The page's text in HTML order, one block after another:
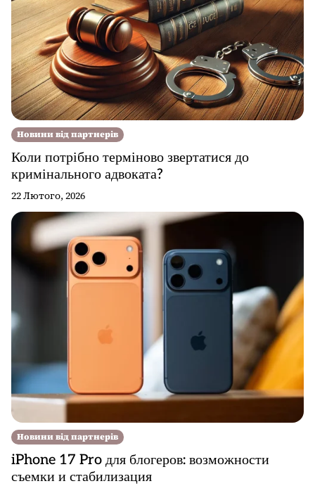
Новини від партнерів
Коли потрібно терміново звертатися до
кримінального адвоката?
22 Лютого, 2026
Новини від партнерів
iPhone 17 Pro для блогеров: возможности
съемки и стабилизация